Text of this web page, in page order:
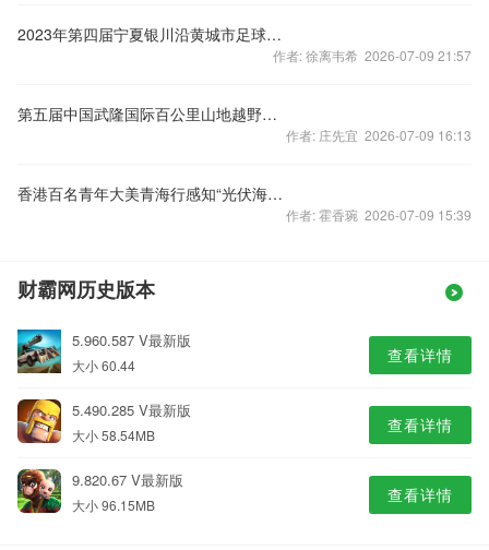
2023年第四届宁夏银川沿黄城市足球邀请赛圆满结束
作者: 徐离韦希 2026-07-09 21:57
第五届中国武隆国际百公里山地越野赛 成功举办
作者: 庄先宜 2026-07-09 16:13
香港百名青年大美青海行感知“光伏海洋”和最大咸水湖
作者: 霍香琬 2026-07-09 15:39
财霸网历史版本
5.960.587 V最新版
大小 60.44 查看详情
5.490.285 V最新版
大小 58.54MB 查看详情
9.820.67 V最新版
大小 96.15MB 查看详情